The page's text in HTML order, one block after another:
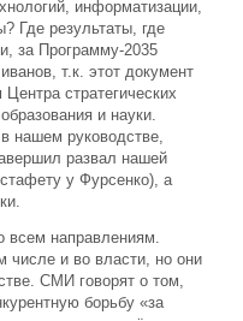
информатизации,
Где результаты, где
за Программу-2035
т.к. этот документ
стратегических
и науки.
нашем руководстве,
развал нашей
у Фурсенко), а
всем направлениям.
числе и во власти, но они
СМИ говорят о том,
борьбу «за